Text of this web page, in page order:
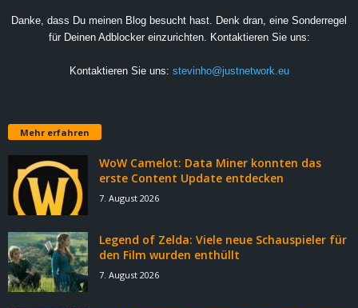
Danke, dass Du meinen Blog besucht hast. Denk dran, eine Sonderregel
für Deinen Adblocker einzurichten. Kontaktieren Sie uns:
Kontaktieren Sie uns: stevinho@justnetwork.eu
Mehr erfahren
WoW Camelot: Data Miner konnten das
erste Content Update entdecken
7. August 2026
Legend of Zelda: Viele neue Schauspieler für
den Film wurden enthüllt
7. August 2026